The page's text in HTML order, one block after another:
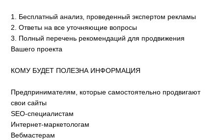
1. Бесплатный анализ, проведенный экспертом рекламы
2. Ответы на все уточняющие вопросы
3. Полный перечень рекомендаций для продвижения
Вашего проекта
КОМУ БУДЕТ ПОЛЕЗНА ИНФОРМАЦИЯ
Предпринимателям, которые самостоятельно продвигают
свои сайты
SEO-специалистам
Интернет-маркетологам
Вебмастерам